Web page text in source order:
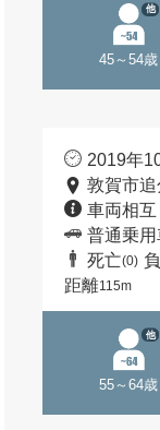
45～54歳
他
2019年
敦賀市追
車両相
普通乗用
死亡(0)
距離115m
55～64歳
他